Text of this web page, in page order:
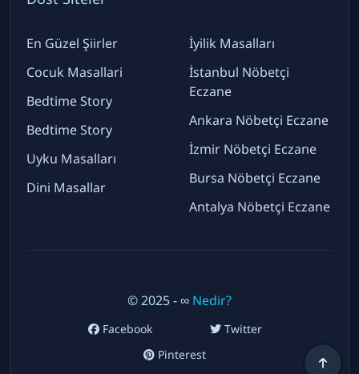
En Güzel Şiirler
Cocuk Masallari
Bedtime Story
Bedtime Story
Uyku Masalları
Dini Masallar
İyilik Masalları
İstanbul Nöbetçi
Eczane
Ankara Nöbetçi Eczane
İzmir Nöbetçi Eczane
Bursa Nöbetçi Eczane
Antalya Nöbetçi Eczane
© 2025 - ∞ Nedir?
Facebook
Twitter
Pinterest